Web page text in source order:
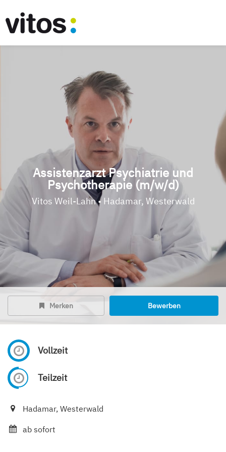
Assistenzarzt Psychiatrie und
Psychotherapie (m/w/d)
Vitos Weil-Lahn • Hadamar, Westerwald
Merken Bewerben
Vollzeit
Teilzeit
Hadamar, Westerwald
ab sofort